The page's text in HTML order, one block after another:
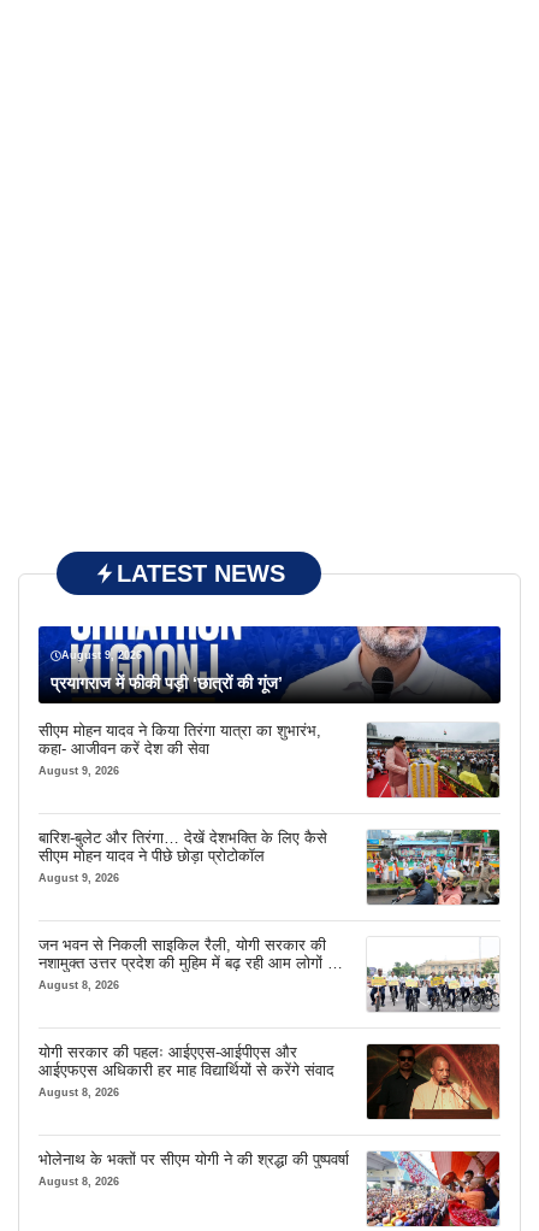
LATEST NEWS
August 9, 2026
प्रयागराज में फीकी पड़ी ‘छात्रों की गूंज’
सीएम मोहन यादव ने किया तिरंगा यात्रा का शुभारंभ,
कहा- आजीवन करें देश की सेवा
August 9, 2026
बारिश-बुलेट और तिरंगा… देखें देशभक्ति के लिए कैसे
सीएम मोहन यादव ने पीछे छोड़ा प्रोटोकॉल
August 9, 2026
जन भवन से निकली साइकिल रैली, योगी सरकार की
नशामुक्त उत्तर प्रदेश की मुहिम में बढ़ रही आम लोगों की
भागीदारी
August 8, 2026
योगी सरकार की पहलः आईएएस-आईपीएस और
आईएफएस अधिकारी हर माह विद्यार्थियों से करेंगे संवाद
August 8, 2026
भोलेनाथ के भक्तों पर सीएम योगी ने की श्रद्धा की पुष्पवर्षा
August 8, 2026